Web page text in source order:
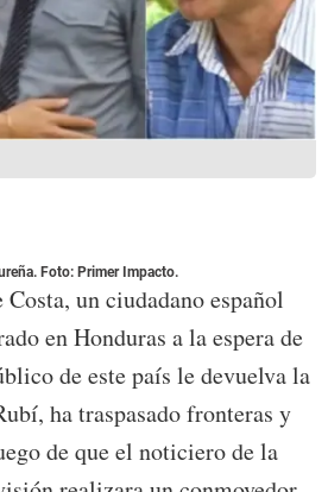
Foto: Primer Impacto.
un ciudadano español
en Honduras a la espera de
de este país le devuelva la
ha traspasado fronteras y
de que el noticiero de la